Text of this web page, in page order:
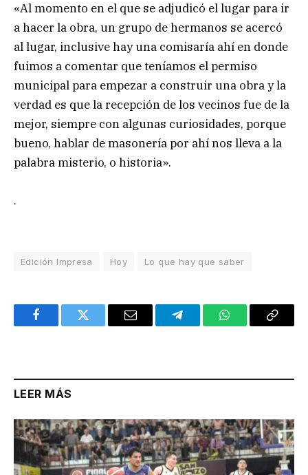
«Al momento en el que se adjudicó el lugar para ir
a hacer la obra, un grupo de hermanos se acercó
al lugar, inclusive hay una comisaría ahí en donde
fuimos a comentar que teníamos el permiso
municipal para empezar a construir una obra y la
verdad es que la recepción de los vecinos fue de la
mejor, siempre con algunas curiosidades, porque
bueno, hablar de masonería por ahí nos lleva a la
palabra misterio, o historia».
.
Edición Impresa Hoy Lo que hay que saber
FacebookTwitter Email TelegramWhatsAppCopy
LEER MÁS